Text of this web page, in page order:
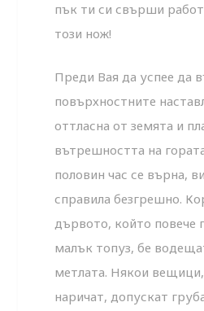
пък ти си свърши
този нож!
Преди Вая да успее да
повърхностните
оттласна от земята и
вътрешността на
половин час се върна,
справила безгрешно.
дървото, който повече
малък топуз, бе
метлата. Някои вещици,
наричат, допускат